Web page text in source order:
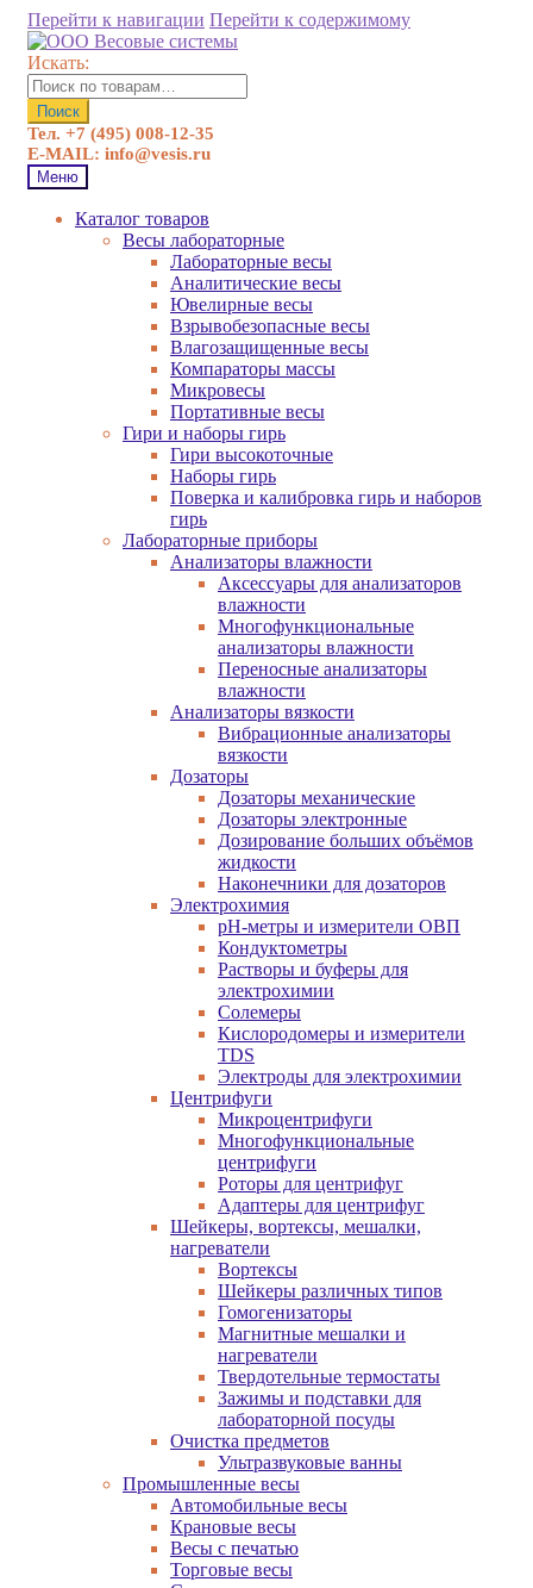
Перейти к навигации Перейти к содержимому
Искать:
Поиск
Тел. +7 (495) 008-12-35
E-MAIL: info@vesis.ru
Меню
Каталог товаров
Весы лабораторные
Лабораторные весы
Аналитические весы
Ювелирные весы
Взрывобезопасные весы
Влагозащищенные весы
Компараторы массы
Микровесы
Портативные весы
Гири и наборы гирь
Гири высокоточные
Наборы гирь
Поверка и калибровка гирь и наборов
гирь
Лабораторные приборы
Анализаторы влажности
Аксессуары для анализаторов
влажности
Многофункциональные
анализаторы влажности
Переносные анализаторы
влажности
Анализаторы вязкости
Вибрационные анализаторы
вязкости
Дозаторы
Дозаторы механические
Дозаторы электронные
Дозирование больших объёмов
жидкости
Наконечники для дозаторов
Электрохимия
pH-метры и измерители ОВП
Кондуктометры
Растворы и буферы для
электрохимии
Солемеры
Кислородомеры и измерители
TDS
Электроды для электрохимии
Центрифуги
Микроцентрифуги
Многофункциональные
центрифуги
Роторы для центрифуг
Адаптеры для центрифуг
Шейкеры, вортексы, мешалки,
нагреватели
Вортексы
Шейкеры различных типов
Гомогенизаторы
Магнитные мешалки и
нагреватели
Твердотельные термостаты
Зажимы и подставки для
лабораторной посуды
Очистка предметов
Ультразвуковые ванны
Промышленные весы
Автомобильные весы
Крановые весы
Весы с печатью
Торговые весы